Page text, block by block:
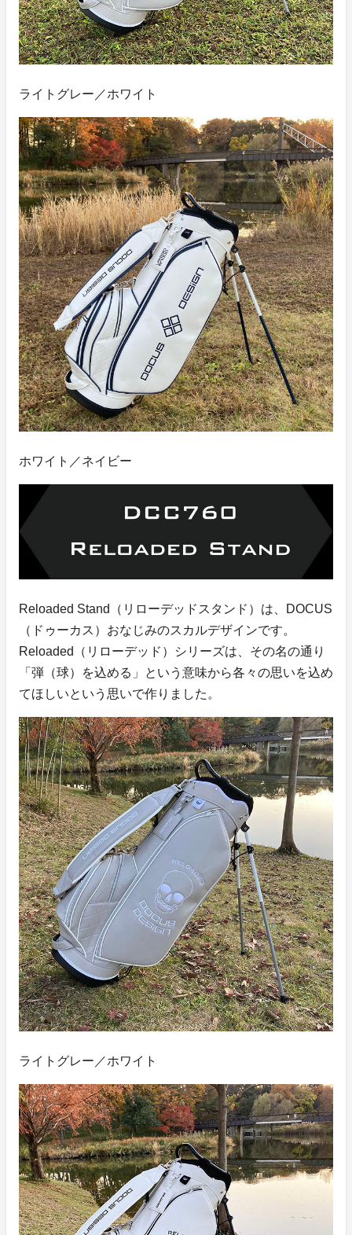
ライトグレー／ホワイト
ホワイト／ネイビー
Reloaded Stand（リローデッドスタンド）は、DOCUS
（ドゥーカス）おなじみのスカルデザインです。
Reloaded（リローデッド）シリーズは、その名の通り
「弾（球）を込める」という意味から各々の思いを込め
てほしいという思いで作りました。
ライトグレー／ホワイト